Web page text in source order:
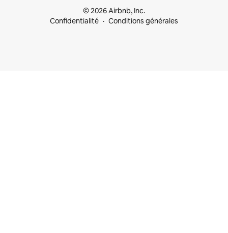
© 2026 Airbnb, Inc.
Confidentialité
Conditions générales